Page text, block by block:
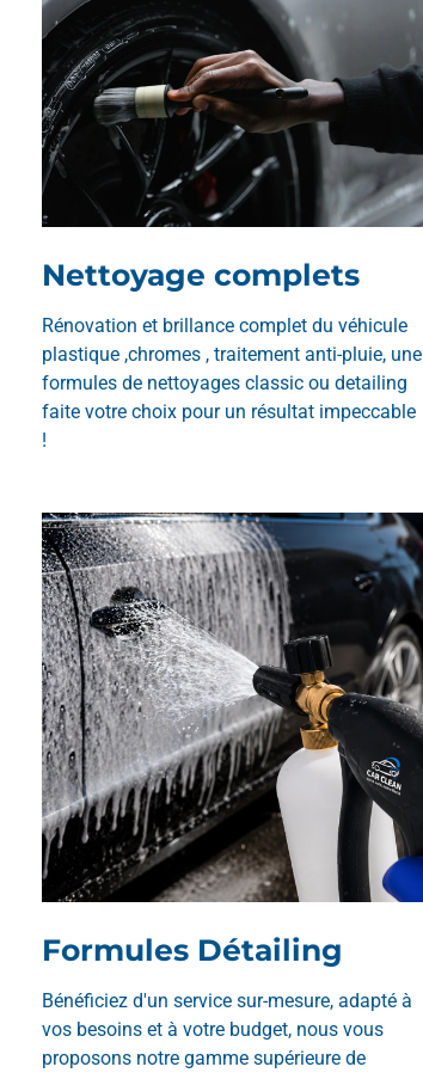
Nettoyage complets
Rénovation et brillance complet du véhicule
plastique ,chromes , traitement anti-pluie, une
formules de nettoyages classic ou detailing
faite votre choix pour un résultat impeccable
!
Formules Détailing
Bénéficiez d'un service sur-mesure, adapté à
vos besoins et à votre budget, nous vous
proposons notre gamme supérieure de